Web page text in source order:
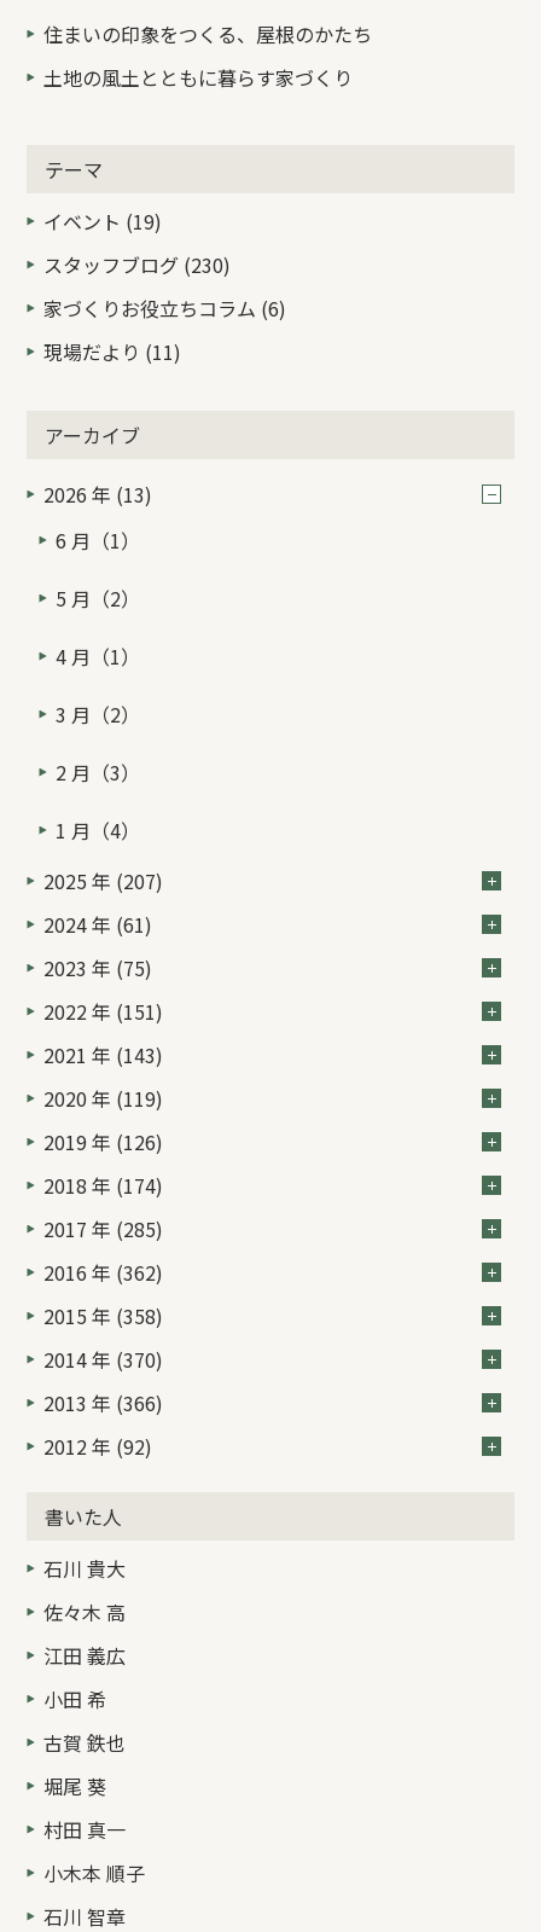
住まいの印象をつくる、屋根のかたち
土地の風土とともに暮らす家づくり
テーマ
イベント (19)
スタッフブログ (230)
家づくりお役立ちコラム (6)
現場だより (11)
アーカイブ
2026 年 (13)
6 月（1）
5 月（2）
4 月（1）
3 月（2）
2 月（3）
1 月（4）
2025 年 (207)
2024 年 (61)
2023 年 (75)
2022 年 (151)
2021 年 (143)
2020 年 (119)
2019 年 (126)
2018 年 (174)
2017 年 (285)
2016 年 (362)
2015 年 (358)
2014 年 (370)
2013 年 (366)
2012 年 (92)
書いた人
石川 貴大
佐々木 高
江田 義広
小田 希
古賀 鉄也
堀尾 葵
村田 真一
小木本 順子
石川 智章